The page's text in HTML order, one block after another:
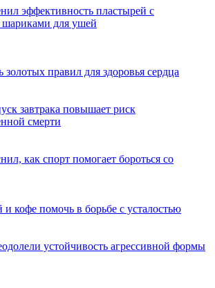
эффективность пластырей с
для ушей
золотых правил для здоровья сердца
завтрака повышает риск
смерти
как спорт помогает бороться со
кофе помочь в борьбе с усталостью
устойчивость агрессивной формы